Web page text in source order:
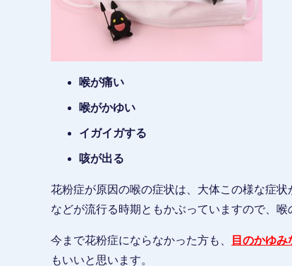
喉が痛い
喉がかゆい
イガイガする
咳が出る
花粉症が原因の喉の症状は、大体この様な症
などが流行る時期ともかぶっていますので、
今まで花粉症にならなかった方も、 目のかゆ
もいいと思います。